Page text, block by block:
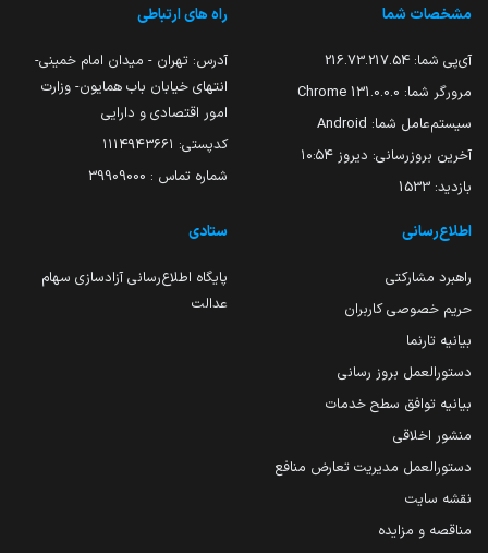
مشخصات شما
آی‌پی شما: 216.73.217.54
مرورگر شما: 131.0.0.0 Chrome
سیستم‌عامل شما: Android
آخرین بروزرسانی: دیروز ۱۰:۵۴
بازدید: 1533
راه های ارتباطی
آدرس: تهران - میدان امام خمینی-
انتهای خیابان باب همایون- وزارت
امور اقتصادی و دارایی
کدپستی: ۱۱۱۴۹۴۳۶۶۱
شماره تماس : 39909000
اطلاع‌رسانی
راهبرد مشارکتی
حریم خصوصی کاربران
بیانیه تارنما
دستورالعمل بروز رسانی
بیانیه توافق سطح خدمات
منشور اخلاقی
دستورالعمل مدیریت تعارض منافع
نقشه سایت
مناقصه و مزایده
ستادی
پایگاه اطلاع‌رسانی آزادسازی سهام
عدالت